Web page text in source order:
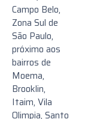
Campo Belo,
Zona Sul de
São Paulo,
próximo aos
bairros de
Moema,
Brooklin,
Itaim, Vila
Olimpia, Santo